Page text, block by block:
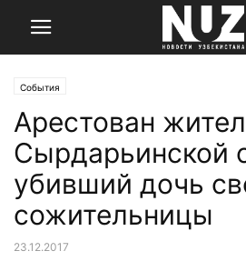
События
Арестован
Сырдарьинской
убивший дочь
сожительницы
23.12.2017